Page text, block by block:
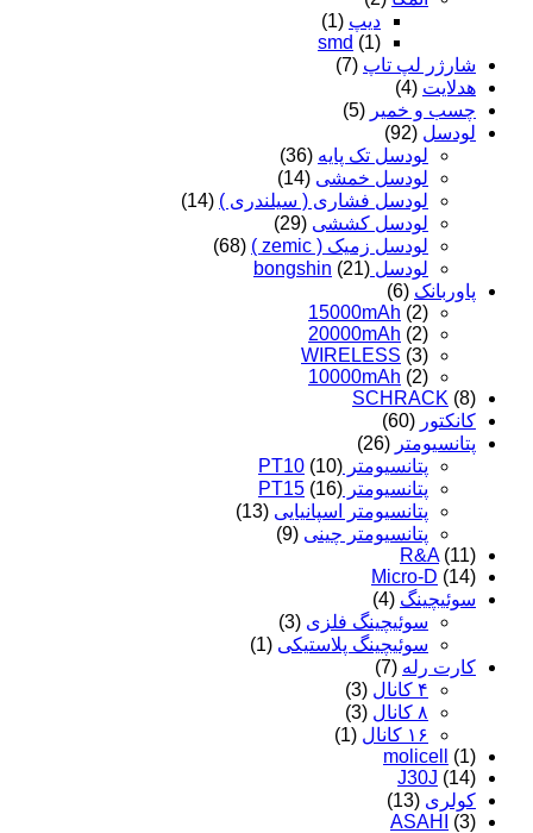
دیپ (1)
smd (1)
شارژر لپ تاپ (7)
هدلایت (4)
چسب و خمیر (5)
لودسل (92)
لودسل تک پایه (36)
لودسل خمشی (14)
لودسل فشاری ( سیلندری ) (14)
لودسل کششی (29)
لودسل زمیک ( zemic )
(68)
لودسل bongshin (21)
پاوربانک (6)
15000mAh (2)
20000mAh (2)
WIRELESS (3)
10000mAh (2)
SCHRACK (8)
کانکتور (60)
پتانسیومتر (26)
پتانسیومتر PT10 (10)
پتانسیومتر PT15 (16)
پتانسیومتر اسپانیایی (13)
پتانسیومتر چینی (9)
R&A (11)
Micro-D (14)
سوئیچینگ (4)
سوئیچینگ فلزی (3)
سوئیچینگ پلاستیکی (1)
کارت رله (7)
۴ کانال
(3)
۸ کانال
(3)
۱۶ کانال
(1)
molicell
(1)
J30J (14)
کولری (13)
ASAHI
(3)